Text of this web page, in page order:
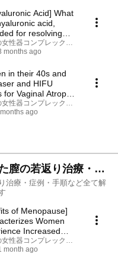
Acid] What
acid,
for resolving
性器コンプレックス相談室
months ago
in their 40s and
and HIFU
Vaginal Atrophy
La...
性器コンプレックス相談室
ago
膣の若返り治療・症
ートなお悩み解消シ
治療・症例・手順など全て解
of Menopause]
Women
Increased
Vital...
性器コンプレックス相談室
month ago